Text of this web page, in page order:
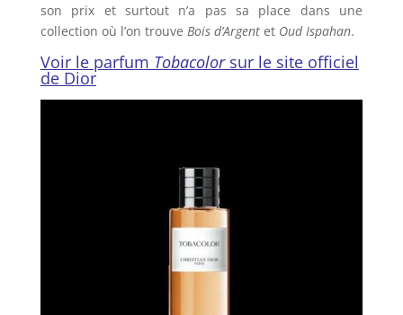
son prix et surtout n’a pas sa place dans une
collection où l’on trouve Bois d’Argentet Oud Ispahan.
Voir le parfum Tobacolorsur le site officiel
de Dior